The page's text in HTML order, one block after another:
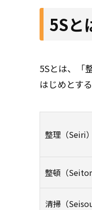
5Sと
5Sとは、「
はじめとす
整理（Seiri）
整頓（Seiton
清掃（Seisou